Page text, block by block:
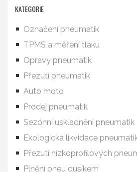
KATEGORIE
Označení pneumatik
TPMS a měření tlaku
Opravy pneumatik
Přezutí pneumatik
Auto moto
Prodej pneumatik
Sezónní uskladnění pneumatik
Ekologická likvidace
Přezutí nízkoprofilových
Plnění pneu dusíkem